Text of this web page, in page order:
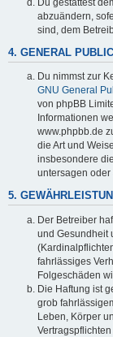
abzuändern,
sind, dem
4. GENERAL
Du nimmst zur
GNU General
von phpBB
Informationen
www.phpbb.de
die Art und
insbesondere
untersagen oder
5.
Der Betreiber
und Gesundheit
fahrlässiges
Folgeschäden
Die Haftung ist
grob
Leben, Körper